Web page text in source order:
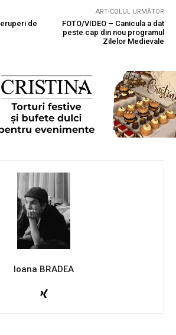
de
ARTICOLUL URMĂTOR
FOTO/VIDEO – Canicula a dat
peste cap din nou programul
Zilelor Medievale
Ioana BRADEA